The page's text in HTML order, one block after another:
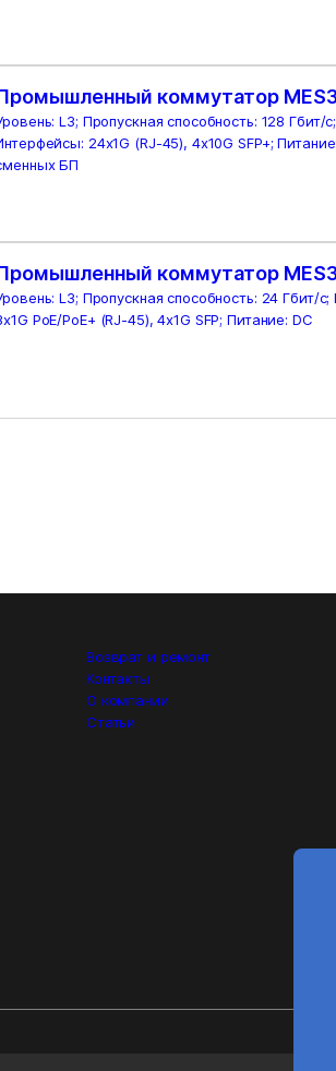
коммутатор
L3; Пропускная способность: 128 Гбит/с;
24x1G (RJ-45), 4x10G SFP+;
БП
коммутатор
L3; Пропускная способность: 24 Гбит/
PoE/PoE+ (RJ-45), 4x1G SFP; Питание: DC
Возврат и ремонт
Контакты
О компании
Статьи